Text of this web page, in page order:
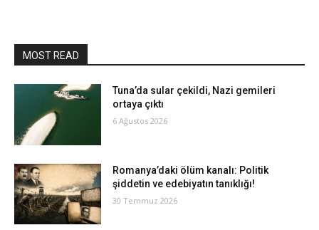
MOST READ
Tuna’da sular çekildi, Nazi gemileri
ortaya çıktı
6 Ağustos 2026
Romanya’daki ölüm kanalı: Politik
şiddetin ve edebiyatın tanıklığı!
30 Temmuz 2026